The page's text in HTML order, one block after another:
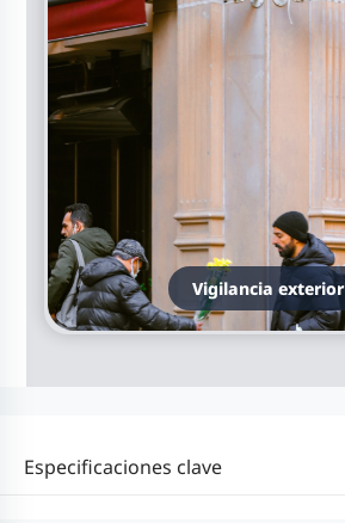
Vigilancia exterior
Especificaciones clave